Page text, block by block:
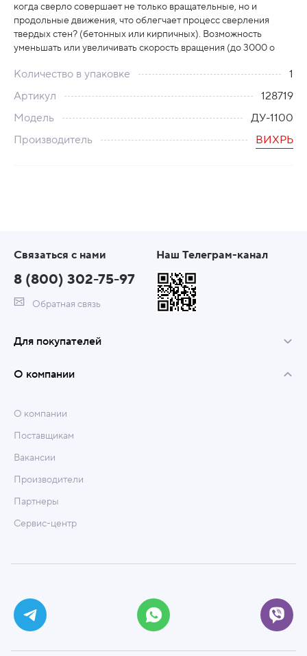
когда сверло совершает не только вращательные, но и
продольные движения, что облегчает процесс сверления
твердых стен? (бетонных или кирпичных). Возможность
уменьшать или увеличивать скорость вращения (до 3000 о
Количество в упаковке
1
Артикул
128719
Модель
ДУ-1100
Производитель
ВИХРЬ
Связаться с нами
8 (800) 302-75-97
Обратная связь
Наш Телеграм-канал
Для покупателей
О компании
О компании
Поставщикам
Вакансии
Производители
Партнеры
Сервис-центр